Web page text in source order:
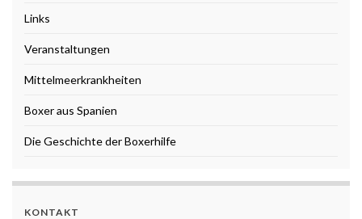
Links
Veranstaltungen
Mittelmeerkrankheiten
Boxer aus Spanien
Die Geschichte der Boxerhilfe
KONTAKT